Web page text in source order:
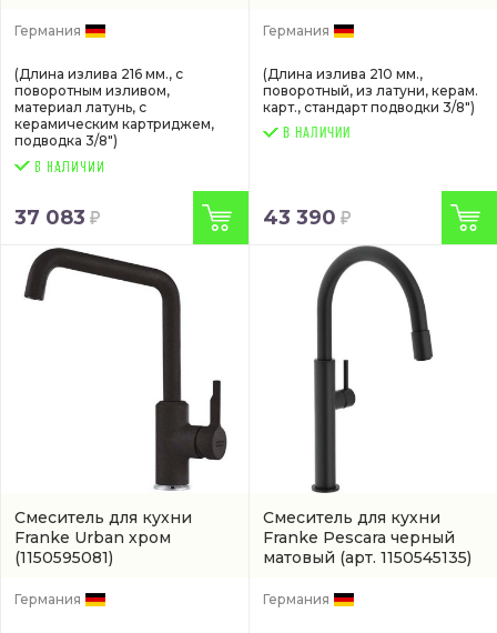
Германия
(Длина излива 216 мм., с
поворотным изливом,
материал латунь, с
керамическим картриджем,
подводка 3/8")
37 083
Германия
(Длина излива 210 мм.,
поворотный, из латуни, керам.
карт., стандарт подводки 3/8")
В НАЛИЧИИ
43 390
Смеситель для кухни
Franke Urban хром
(1150595081)
Германия
Смеситель для кухни
Franke Pescara черный
матовый (арт. 1150545135)
Германия